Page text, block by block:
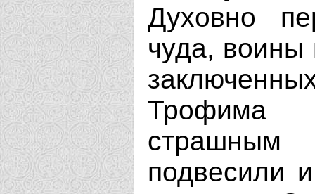
Духовно
чуда, воины
Трофима
подвесили